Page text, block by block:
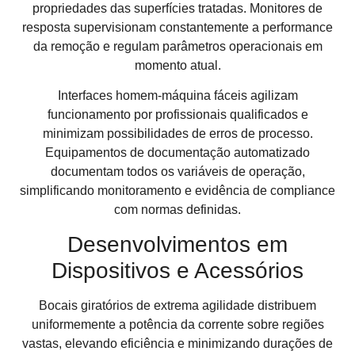
propriedades das superfícies tratadas. Monitores de
resposta supervisionam constantemente a performance
da remoção e regulam parâmetros operacionais em
momento atual.
Interfaces homem-máquina fáceis agilizam
funcionamento por profissionais qualificados e
minimizam possibilidades de erros de processo.
Equipamentos de documentação automatizado
documentam todos os variáveis de operação,
simplificando monitoramento e evidência de compliance
com normas definidas.
Desenvolvimentos em
Dispositivos e Acessórios
Bocais giratórios de extrema agilidade distribuem
uniformemente a potência da corrente sobre regiões
vastas, elevando eficiência e minimizando durações de